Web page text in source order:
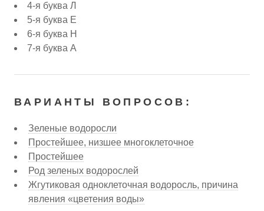
4-я буква Л
5-я буква Е
6-я буква Н
7-я буква А
ВАРИАНТЫ ВОПРОСОВ:
Зеленые водоросли
Простейшее, низшее многоклеточное
Простейшее
Род зеленых водорослей
Жгутиковая одноклеточная водоросль, причина
явления «цветения воды»